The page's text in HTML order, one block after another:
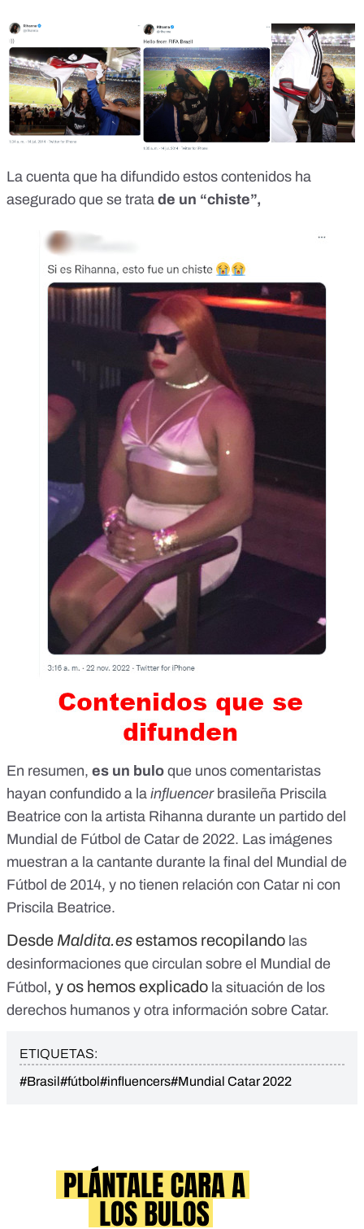
La cuenta que ha difundido estos contenidos ha
asegurado que se trata de un “chiste”,
En resumen, es un bulo que unos comentaristas
hayan confundido a la influencer brasileña Priscila
Beatrice con la artista Rihanna durante un partido del
Mundial de Fútbol de Catar de 2022. Las imágenes
muestran a la cantante durante la final del Mundial de
Fútbol de 2014, y no tienen relación con Catar ni con
Priscila Beatrice.
Desde Maldita.esestamos recopilando las
desinformaciones que circulan sobre el Mundial de
Fútbol , y os hemos explicado la situación de los
derechos humanos y otra información sobre Catar.
ETIQUETAS:
#Brasil#fútbol#influencers#Mundial Catar 2022